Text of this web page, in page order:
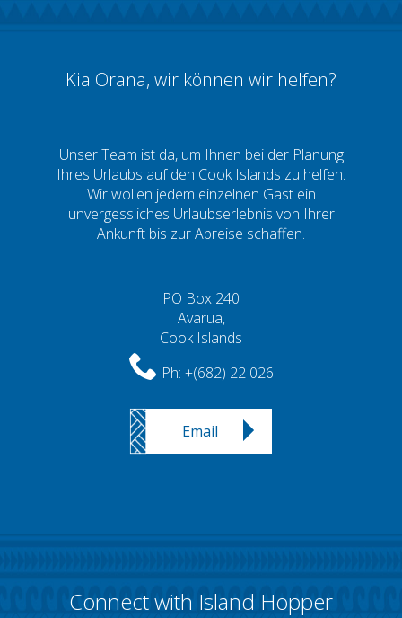
Kia Orana, wir können wir helfen?
Unser Team ist da, um Ihnen bei der Planung
Ihres Urlaubs auf den Cook Islands zu helfen.
Wir wollen jedem einzelnen Gast ein
unvergessliches Urlaubserlebnis von Ihrer
Ankunft bis zur Abreise schaffen.
PO Box 240
Avarua,
Cook Islands
Ph: +(682) 22 026
Email
Connect with Island Hopper